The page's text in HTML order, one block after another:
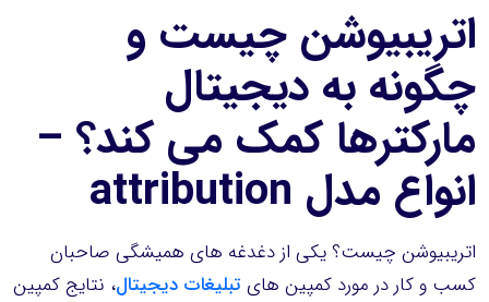
اتریبیوشن چیست و
چگونه به دیجیتال
مارکترها کمک می کند؟ –
انواع مدل attribution
اتریبیوشن چیست؟ یکی از دغدغه های همیشگی صاحبان
کسب و کار در مورد کمپین های تبلیغات دیجیتال، نتایج کمپین